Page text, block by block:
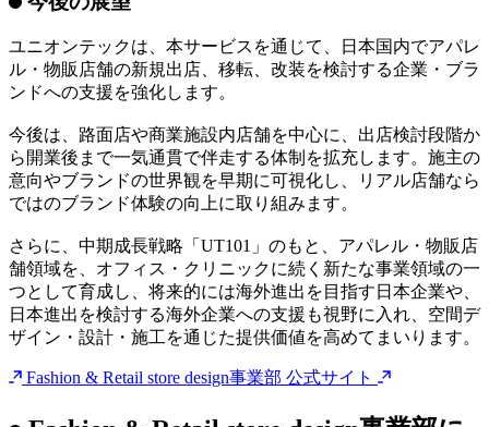
からCGを活用して出店イメージを可視化し、ブランドの世
界観や店舗の方向性を具体的に共有できる環境を提供しま
す。
最短でクオリティの高い店舗設計を行う事により、出店者様
の業務負担や初期投資を最小限に抑え、出店者様が安心して
意思決定できる状態をつくります。
今後の展望
ユニオンテックは、本サービスを通じて、日本国内でアパレ
ル・物販店舗の新規出店、移転、改装を検討する企業・ブラ
ンドへの支援を強化します。
今後は、路面店や商業施設内店舗を中心に、出店検討段階か
ら開業後まで一気通貫で伴走する体制を拡充します。施主の
意向やブランドの世界観を早期に可視化し、リアル店舗なら